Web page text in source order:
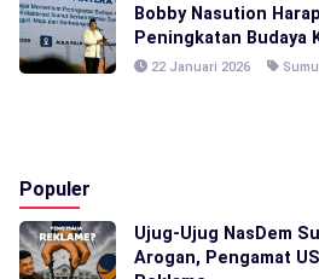
Bobby Nasution
Peningkatan Budaya
22 Januari 2026
Populer
Ujug-Ujug NasDem
Arogan, Pengamat